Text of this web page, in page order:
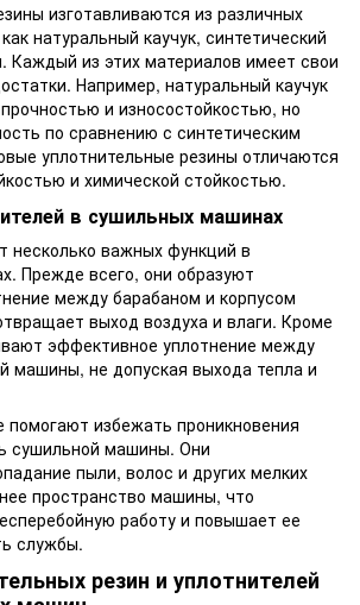
изготавливаются из различных
натуральный каучук, синтетический
Каждый из этих материалов имеет свои
Например, натуральный каучук
и износостойкостью, но
по сравнению с синтетическим
уплотнительные резины отличаются
и химической стойкостью.
в сушильных машинах
несколько важных функций в
Прежде всего, они образуют
между барабаном и корпусом
выход воздуха и влаги. Кроме
эффективное уплотнение между
машины, не допуская выхода тепла и
помогают избежать проникновения
сушильной машины. Они
пыли, волос и других мелких
пространство машины, что
работу и повышает ее
службы.
резин и уплотнителей